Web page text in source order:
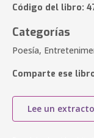
Código del libro:
Categorías
Poesía,
Comparte ese
Lee un extracto